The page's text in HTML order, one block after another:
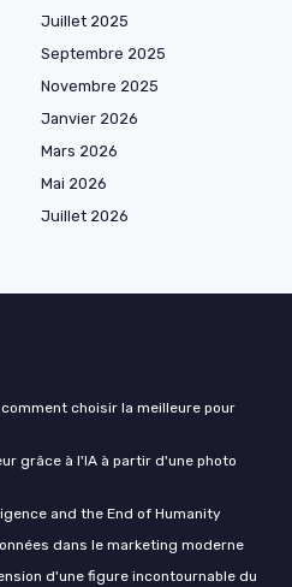
Juillet 2025
Septembre 2025
Novembre 2025
Janvier 2026
Mars 2026
Mai 2026
Juillet 2026
choisir la meilleure pour
grâce à l'IA à partir d'une photo
and the End of Humanity
dans le marketing moderne
d'une figure incontournable du